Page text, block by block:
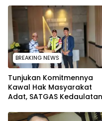
BREAKING NEWS
Tunjukan Komitmennya
Kawal Hak Masyarakat
Adat, SATGAS Kedaulatan
Sultra Surati PT SCM